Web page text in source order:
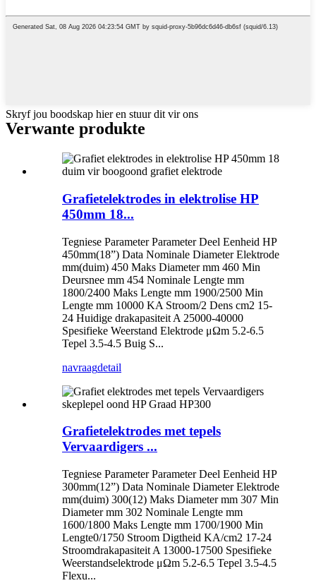
Skryf jou boodskap hier en stuur dit vir ons
Verwante produkte
Grafietelektrodes in elektrolise HP
450mm 18...
Tegniese Parameter Parameter Deel Eenheid HP
450mm(18”) Data Nominale Diameter Elektrode
mm(duim) 450 Maks Diameter mm 460 Min
Deursnee mm 454 Nominale Lengte mm
1800/2400 Maks Lengte mm 1900/2500 Min
Lengte mm 10000 KA Stroom/2 Dens cm2 15-
24 Huidige drakapasiteit A 25000-40000
Spesifieke Weerstand Elektrode μΩm 5.2-6.5
Tepel 3.5-4.5 Buig S...
navraagdetail
Grafietelektrodes met tepels
Vervaardigers ...
Tegniese Parameter Parameter Deel Eenheid HP
300mm(12”) Data Nominale Diameter Elektrode
mm(duim) 300(12) Maks Diameter mm 307 Min
Diameter mm 302 Nominale Lengte mm
1600/1800 Maks Lengte mm 1700/1900 Min
Lengte0/1750 Stroom Digtheid KA/cm2 17-24
Stroomdrakapasiteit A 13000-17500 Spesifieke
Weerstandselektrode μΩm 5.2-6.5 Tepel 3.5-4.5
Flexu...